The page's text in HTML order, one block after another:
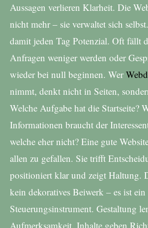
Aussagen verlieren Klarheit. Die
nicht mehr – sie verwaltet sich
damit jeden Tag Potenzial. Oft fällt
Anfragen weniger werden oder
wieder bei null beginnen. Wer
nimmt, denkt nicht in Seiten,
Welche Aufgabe hat die Startseite?
Informationen braucht der
welche eher nicht? Eine gute
allen zu gefallen. Sie trifft
positioniert klar und zeigt Haltung.
kein dekoratives Beiwerk – es ist ein
Steuerungsinstrument. Gestaltung
Aufmerksamkeit, Inhalte geben